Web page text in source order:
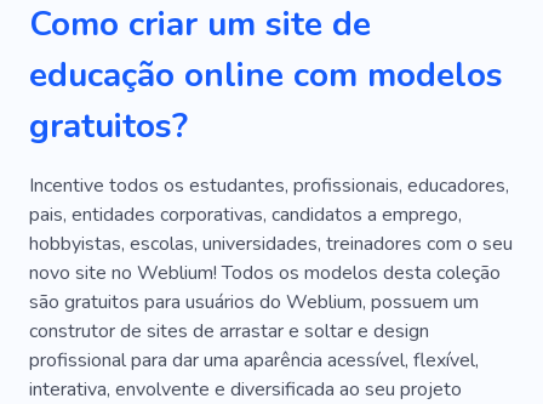
On-line
Desenvolvimento Web
Consultoria
Empresa De Consultoria
Gerenciamento
Treinamento
Aulas Particulares
Informativo
Trabalhar
Meditação
Estilo De Vida
Fitness Treinador
Ioga
Digital
Programação
Tecnologia
Empreendedor
Estratégia
Como criar um site de
educação online com modelos
gratuitos?
Incentive todos os estudantes, profissionais, educadores,
pais, entidades corporativas, candidatos a emprego,
hobbyistas, escolas, universidades, treinadores com o seu
novo site no Weblium! Todos os modelos desta coleção
são gratuitos para usuários do Weblium, possuem um
construtor de sites de arrastar e soltar e design
profissional para dar uma aparência acessível, flexível,
interativa, envolvente e diversificada ao seu projeto